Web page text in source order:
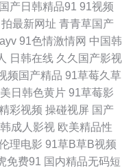
文字幕MV 日本性爱不卡 欧
妇性交 久久夜大香蕉 后入
区二区蜜桃 国产TS 超碰人
偷拍视频精品 影音先锋人妻
超碰在线 97色色综合 午夜
国产日韩精品91 91视频
最新网址 青青草国产
91色情激情网 中国韩
日韩在线 久久国产影视
频国产精品 91草莓久草
日韩色黄片 91草莓影
彩视频 操碰视屏 国产
成人影视 欧美精品性
理电影 91草B草B视频
免费91 国内精品无码短